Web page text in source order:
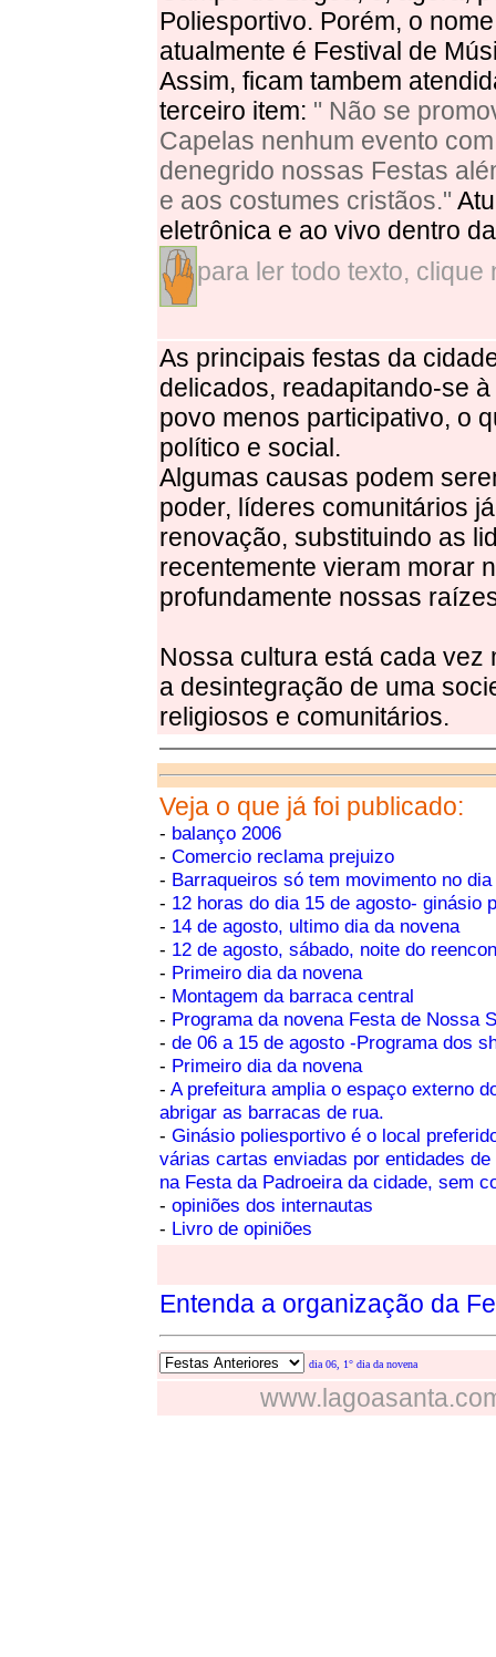
Poliesportivo. Porém, o
atualmente é Festival de
Assim, ficam tambem
terceiro item: " Não se
Capelas nenhum evento
denegrido nossas Festas
e aos costumes cristãos."
eletrônica e ao vivo dentro
para ler todo texto, clique
As principais festas da
delicados, readapitando-se
povo menos participativo, o
político e social.
Algumas causas podem
poder, líderes comunitários
renovação, substituindo as
recentemente vieram morar
profundamente nossas
Nossa cultura está cada vez
a desintegração de uma
religiosos e comunitários.
Veja o que já foi publicado:
- balanço 2006
- Comercio reclama prejuizo
- Barraqueiros só tem movimento no
- 12 horas do dia 15 de agosto- ginásio
- 14 de agosto, ultimo dia da novena
- 12 de agosto, sábado, noite do
- Primeiro dia da novena
- Montagem da barraca central
- Programa da novena Festa de Nossa
- de 06 a 15 de agosto -Programa dos
- Primeiro dia da novena
- A prefeitura amplia o espaço externo
abrigar as barracas de rua.
- Ginásio poliesportivo é o local
várias cartas enviadas por entidades
na Festa da Padroeira da cidade, sem
- opiniões dos internautas
- Livro de opiniões
Entenda a organização da
dia 06, 1° dia da novena